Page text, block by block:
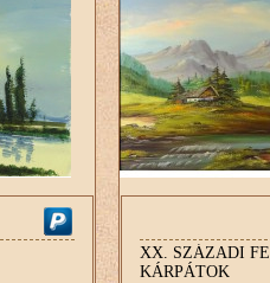
XX. SZÁZADI
KÁRPÁTOK